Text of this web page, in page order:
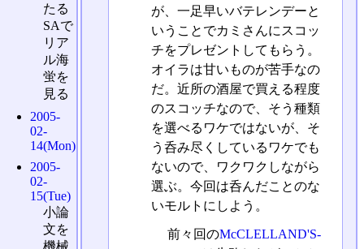
が、一足早いバテレンデーと
いうことでカミさんにスコッ
チをプレゼントしてもらう。
オイラは甘いものが苦手なの
だ。近所の酒屋で買える程度
のスコッチなので、そう種類
を選べるワケではないが、そ
う呑み尽くしているワケでも
ないので、ワクワクしながら
選ぶ。今回は呑んだことのな
いモルトにしよう。
前々回のMcCLELLAND'S-
たる
SAで
リア
ル海
蛍を
見る
2005-
02-
14(Mon)
2005-
02-
15(Tue)
小論
文を